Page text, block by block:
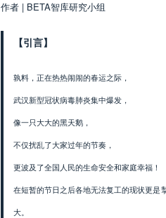
作者 | BETA智库研究小组
【引言】
孰料，正在热热闹闹的春运之际，
武汉新型冠状病毒肺炎集中爆发，
像一只大大的黑天鹅，
不仅扰乱了大家过年的节奏，
更波及了全国人民的生命安全和家庭幸福！
在短暂的节日之后各地无法复工的现状更
大。